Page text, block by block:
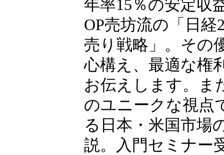
年率15％の安定収
OP売坊流の「日経
売り戦略」。その
心構え、最適な権
お伝えします。ま
のユニークな視点
る日本・米国市場
説。入門セミナー